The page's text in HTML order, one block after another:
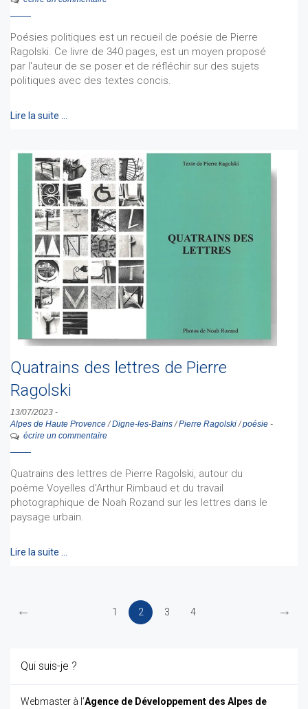
Poésies politiques est un recueil de poésie de Pierre
Ragolski. Ce livre de 340 pages, est un moyen proposé
par l'auteur de se poser et de réfléchir sur des sujets
politiques avec des textes concis.
Lire la suite …
Quatrains des lettres de Pierre
Ragolski
13/07/2023 -
Alpes de Haute Provence/Digne-les-Bains/Pierre Ragolski/poésie -
écrire un commentaire
Quatrains des lettres de Pierre Ragolski, autour du
poème Voyelles d'Arthur Rimbaud et du travail
photographique de Noah Rozand sur les lettres dans le
paysage urbain.
Lire la suite …
← 1 2 3 4 →
Qui suis-je ?
Webmaster à l’Agence de Développement des Alpes de